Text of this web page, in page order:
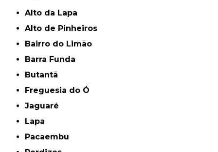
Alto da Lapa
Alto de Pinheiros
Bairro do Limão
Barra Funda
Butantã
Freguesia do Ó
Jaguaré
Lapa
Pacaembu